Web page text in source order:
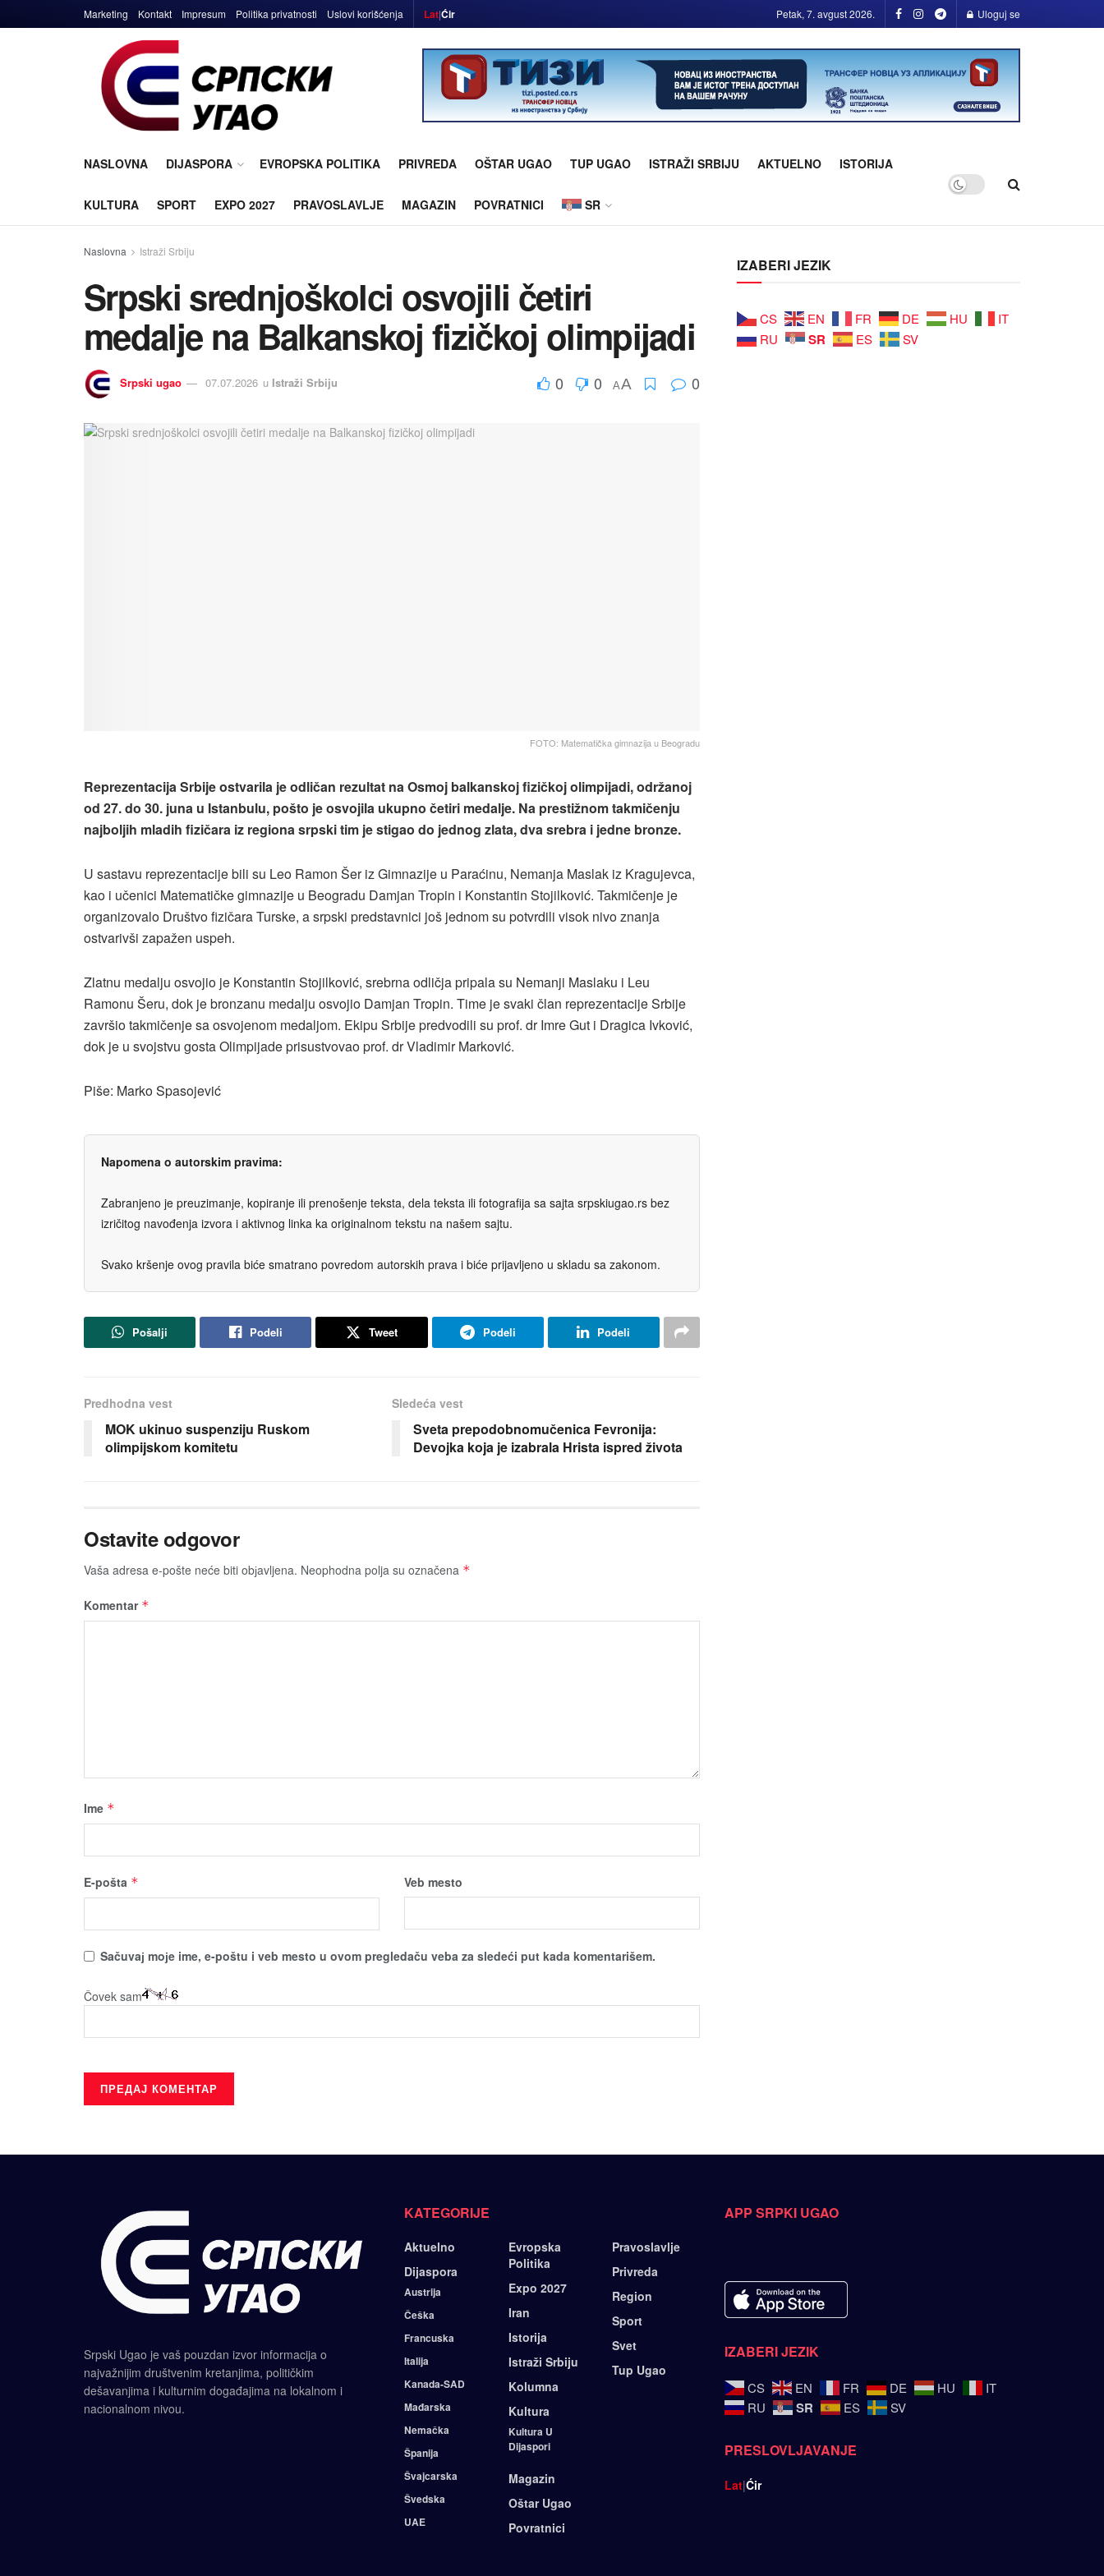
Marketing Kontakt Impresum Politika privatnosti Uslovi korišćenja Lat|Ćir Petak, 7. avgust 2026. Uloguj se
NASLOVNA DIJASPORA EVROPSKA POLITIKA PRIVREDA OŠTAR UGAO TUP UGAO ISTRAŽI SRBIJU AKTUELNO ISTORIJA
KULTURA SPORT EXPO 2027 PRAVOSLAVLJE MAGAZIN POVRATNICI SR
Naslovna Istraži Srbiju
Srpski srednjoškolci osvojili četiri
medalje na Balkanskoj fizičkoj olimpijadi
Srpski ugao 07.07.2026 u Istraži Srbiju 0 0 AA 0
FOTO: Matematička gimnazija u Beogradu
Reprezentacija Srbije ostvarila je odličan rezultat na Osmoj balkanskoj fizičkoj olimpijadi, održanoj
od 27. do 30. juna u Istanbulu, pošto je osvojila ukupno četiri medalje. Na prestižnom takmičenju
najboljih mladih fizičara iz regiona srpski tim je stigao do jednog zlata, dva srebra i jedne bronze.
U sastavu reprezentacije bili su Leo Ramon Šer iz Gimnazije u Paraćinu, Nemanja Maslak iz Kragujevca,
kao i učenici Matematičke gimnazije u Beogradu Damjan Tropin i Konstantin Stojilković. Takmičenje je
organizovalo Društvo fizičara Turske, a srpski predstavnici još jednom su potvrdili visok nivo znanja
ostvarivši zapažen uspeh.
Zlatnu medalju osvojio je Konstantin Stojilković, srebrna odličja pripala su Nemanji Maslaku i Leu
Ramonu Šeru, dok je bronzanu medalju osvojio Damjan Tropin. Time je svaki član reprezentacije Srbije
završio takmičenje sa osvojenom medaljom. Ekipu Srbije predvodili su prof. dr Imre Gut i Dragica Ivković,
dok je u svojstvu gosta Olimpijade prisustvovao prof. dr Vladimir Marković.
Piše: Marko Spasojević
Napomena o autorskim pravima:
Zabranjeno je preuzimanje, kopiranje ili prenošenje teksta, dela teksta ili fotografija sa sajta srpskiugao.rs bez
izričitog navođenja izvora i aktivnog linka ka originalnom tekstu na našem sajtu.
Svako kršenje ovog pravila biće smatrano povredom autorskih prava i biće prijavljeno u skladu sa zakonom.
Pošalji Podeli Tweet Podeli Podeli
Predhodna vest
MOK ukinuo suspenziju Ruskom
olimpijskom komitetu
Sledeća vest
Sveta prepodobnomučenica Fevronija:
Devojka koja je izabrala Hrista ispred života
Ostavite odgovor
Vaša adresa e-pošte neće biti obјavljena. Neophodna polja su označena *
Komentar *
Ime *
E-pošta * Veb mesto
Sačuvaј moјe ime, e-poštu i veb mesto u ovom pregledaču veba za sledeći put kada komentarišem.
Čovek sam
IZABERI JEZIK
CS EN FR DE HU
IT
RU
SR ES SV
Srpski Ugao je vaš pouzdan izvor informacija o
najvažnijim društvenim kretanjima, političkim
dešavanjima i kulturnim događajima na lokalnom i
nacionalnom nivou.
KATEGORIJE
Aktuelno
Dijaspora
Austrija
Češka
Francuska
Italija
Kanada-SAD
Mađarska
Nemačka
Španija
Švajcarska
Švedska
UAE
Evropska
Politika
Expo 2027
Iran
Istorija
Istraži Srbiju
Kolumna
Kultura
Kultura U
Dijaspori
Magazin
Oštar Ugao
Povratnici
Pravoslavlje
Privreda
Region
Sport
Svet
Tup Ugao
APP SRPKI UGAO
IZABERI JEZIK
CS EN FR DE HU
IT
RU
SR ES SV
PRESLOVLJAVANJE
Lat|Ćir